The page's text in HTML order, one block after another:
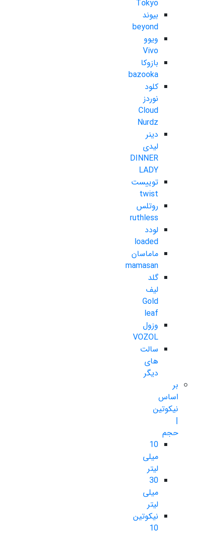
Tokyo
بیوند
beyond
ویوو
Vivo
بازوکا
bazooka
کلود
نوردز
Cloud
Nurdz
دینر
لیدی
DINNER
LADY
توییست
twist
روتلس
ruthless
لودد
loaded
ماماسان
mamasan
گلد
لیف
Gold
leaf
وزول
VOZOL
سالت
های
دیگر
بر
اساس
نیکوتین
|
حجم
10
میلی
لیتر
30
میلی
لیتر
نیکوتین
10